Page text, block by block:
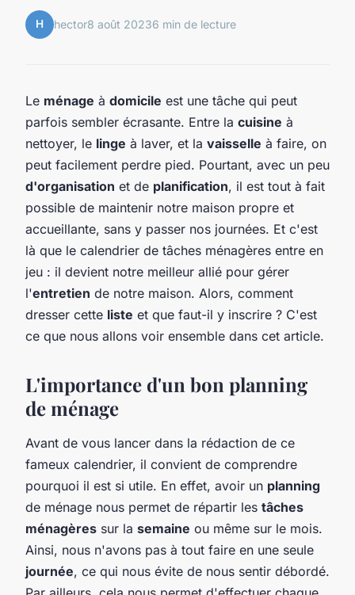
H hector8 août 20236 min de lecture
Le ménage à domicile est une tâche qui peut
parfois sembler écrasante. Entre la cuisine à
nettoyer, le linge à laver, et la vaisselle à faire, on
peut facilement perdre pied. Pourtant, avec un peu
d'organisation et de planification, il est tout à fait
possible de maintenir notre maison propre et
accueillante, sans y passer nos journées. Et c'est
là que le calendrier de tâches ménagères entre en
jeu : il devient notre meilleur allié pour gérer
l'entretien de notre maison. Alors, comment
dresser cette liste et que faut-il y inscrire ? C'est
ce que nous allons voir ensemble dans cet article.
L'importance d'un bon planning
de ménage
Avant de vous lancer dans la rédaction de ce
fameux calendrier, il convient de comprendre
pourquoi il est si utile. En effet, avoir un planning
de ménage nous permet de répartir les tâches
ménagères sur la semaine ou même sur le mois.
Ainsi, nous n'avons pas à tout faire en une seule
journée, ce qui nous évite de nous sentir débordé.